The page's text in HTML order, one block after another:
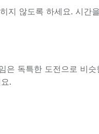
지 않도록 하세요. 시간
은 독특한 도전으로 비
.